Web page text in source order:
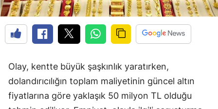
Olay, kentte büyük şaşkınlık yaratırken,
dolandırıcılığın toplam maliyetinin güncel altın
fiyatlarına göre yaklaşık 50 milyon TL olduğu